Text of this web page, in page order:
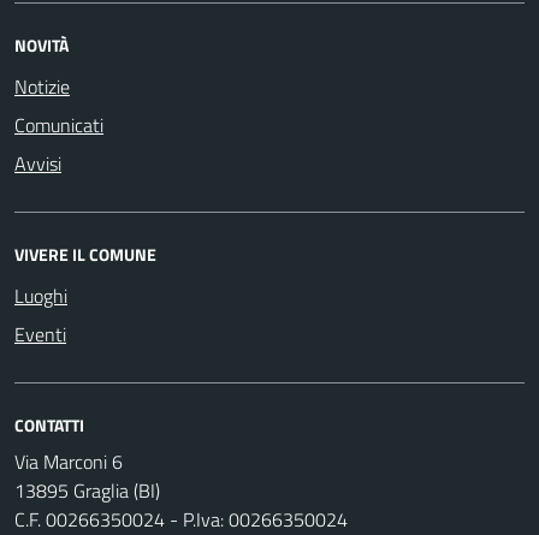
NOVITÀ
Notizie
Comunicati
Avvisi
VIVERE IL COMUNE
Luoghi
Eventi
CONTATTI
Via Marconi 6
13895 Graglia (BI)
C.F. 00266350024 - P.Iva: 00266350024